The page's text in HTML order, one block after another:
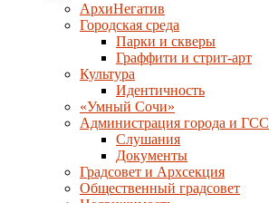
АрхиНегатив
Городская среда
Парки и скверы
Граффити и стрит-арт
Культура
Идентичность
«Умный Сочи»
Администрация города и ГСС
Слушания
Документы
Градсовет и Архсекция
Общественный градсовет